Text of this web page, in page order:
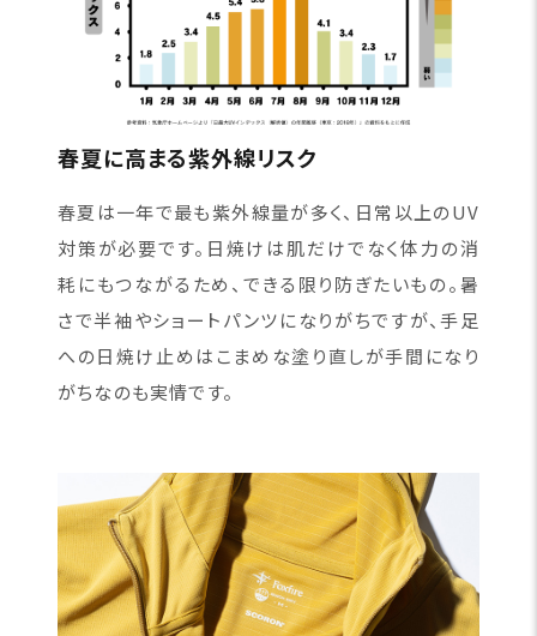
春夏に高まる紫外線リスク
春夏は一年で最も紫外線量が多く、日常以上のUV
対策が必要です。日焼けは肌だけでなく体力の消
耗にもつながるため、できる限り防ぎたいもの。暑
さで半袖やショートパンツになりがちですが、手足
への日焼け止めはこまめな塗り直しが手間になり
がちなのも実情です。